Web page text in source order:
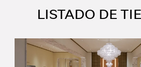
LISTADO DE